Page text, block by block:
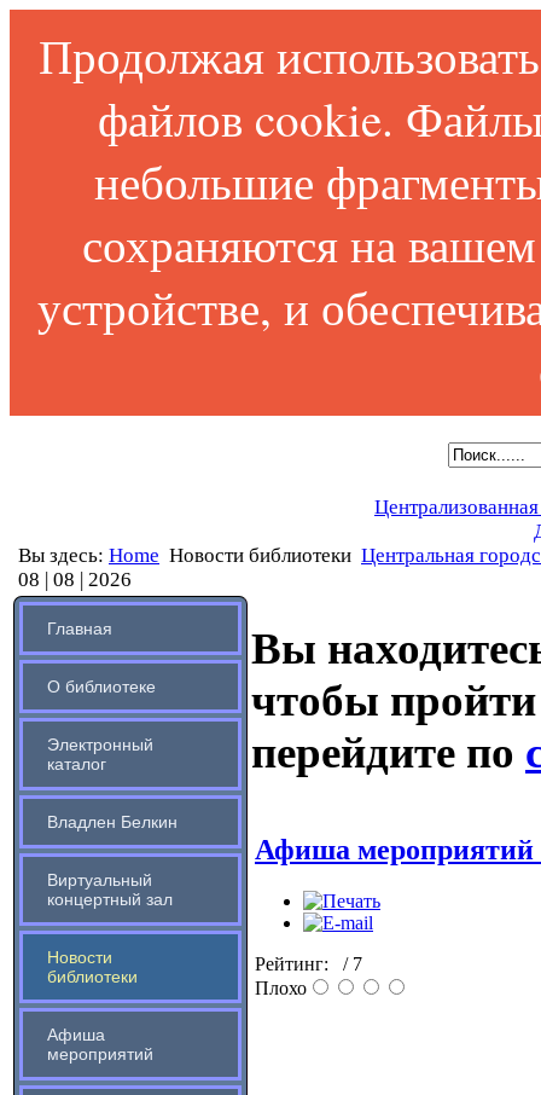
Продолжая
файлов cookie.
небольшие
сохраняются на
устройстве, и
Вы здесь: Home Новости библиотеки Центральная
08 | 08 | 2026
Главная
О библиотеке
Электронный
каталог
Владлен Белкин
Виртуальный
концертный зал
Новости
библиотеки
Афиша
мероприятий
Вы
чтобы
перейдите по
Афиша мероприятий
Рейтинг:
/ 7
Плохо